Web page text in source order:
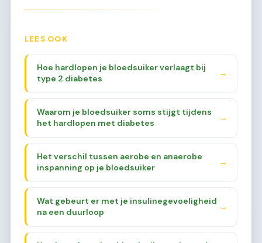
LEES OOK
Hoe hardlopen je bloedsuiker verlaagt bij
type 2 diabetes
→
Waarom je bloedsuiker soms stijgt tijdens
het hardlopen met diabetes
→
Het verschil tussen aerobe en anaerobe
inspanning op je bloedsuiker
→
Wat gebeurt er met je insulinegevoeligheid
na een duurloop
→